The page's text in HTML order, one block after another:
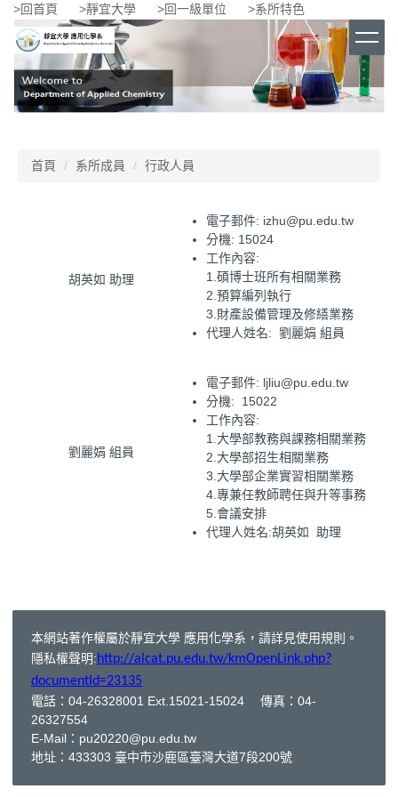
跳
到
主
要
內
容
>回首頁 >靜宜大學 >回一級單位 >系所特色
首頁 系所成員 行政人員
胡英如 助理
電子郵件: izhu@pu.edu.tw
分機: 15024
工作內容:
1.碩博士班所有相關業務
2.預算編列執行
3.財產設備管理及修繕業務
代理人姓名: 劉麗娟 組員
劉麗娟 組員
電子郵件: ljliu@pu.edu.tw
分機: 15022
工作內容:
1.大學部教務與課務相關業務
2.大學部招生相關業務
3.大學部企業實習相關業務
4.專兼任教師聘任與升等事務
5.會議安排
代理人姓名:胡英如 助理
本網站著作權屬於靜宜大學 應用化學系，請詳見使用規則。
隱私權聲明:http://alcat.pu.edu.tw/kmOpenLink.php?
documentId=23135
電話：04-26328001 Ext.15021-15024 傳真：04-
26327554
E-Mail： pu20220@pu.edu.tw
地址：433303 臺中市沙鹿區臺灣大道7段200號